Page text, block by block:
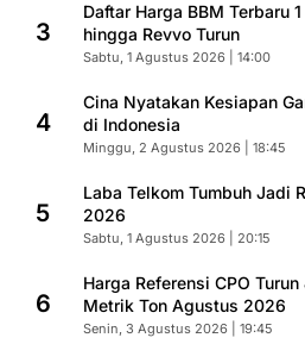
3
Daftar Harga BBM Terbaru
hingga Revvo Turun
Sabtu, 1 Agustus 2026 | 14:00
4
Cina Nyatakan Kesiapan
di Indonesia
Minggu, 2 Agustus 2026 | 18:45
5
Laba Telkom Tumbuh Jadi
2026
Sabtu, 1 Agustus 2026 | 20:15
6
Harga Referensi CPO
Metrik Ton Agustus 2026
Senin, 3 Agustus 2026 | 19:45